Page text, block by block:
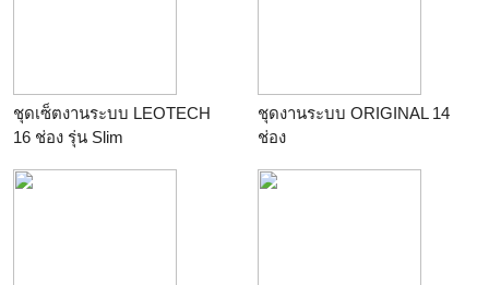
ชุดเซ็ตงานระบบ LEOTECH
16 ช่อง รุ่น Slim
ชุดงานระบบ ORIGINAL 14
ช่อง